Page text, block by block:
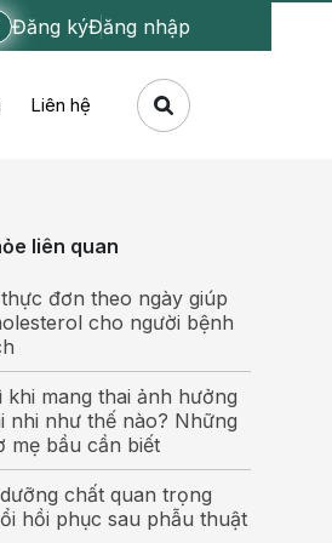
Đăng kýĐăng nhập
Liên hệ
liên quan
đơn theo ngày giúp
cho người bệnh
khi mang thai ảnh hưởng
nhi như thế nào? Những
mẹ bầu cần biết
chất quan trọng
hồi phục sau phẫu thuật